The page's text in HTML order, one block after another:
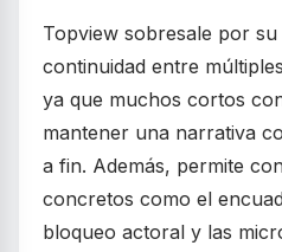
Topview sobresale por
continuidad entre
ya que muchos cortos
mantener una narrativa
a fin. Además, permite
concretos como el
bloqueo actoral y las